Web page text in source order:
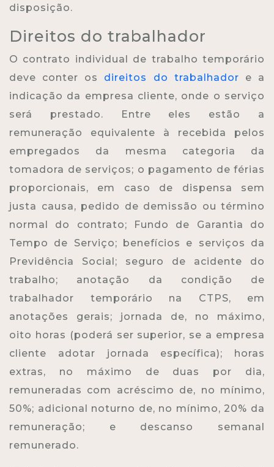
disposição.
Direitos do trabalhador
O contrato individual de trabalho temporário
deve conter os direitos do trabalhador e a
indicação da empresa cliente, onde o serviço
será prestado. Entre eles estão a
remuneração equivalente à recebida pelos
empregados da mesma categoria da
tomadora de serviços; o pagamento de férias
proporcionais, em caso de dispensa sem
justa causa, pedido de demissão ou término
normal do contrato; Fundo de Garantia do
Tempo de Serviço; benefícios e serviços da
Previdência Social; seguro de acidente do
trabalho; anotação da condição de
trabalhador temporário na CTPS, em
anotações gerais; jornada de, no máximo,
oito horas (poderá ser superior, se a empresa
cliente adotar jornada específica); horas
extras, no máximo de duas por dia,
remuneradas com acréscimo de, no mínimo,
50%; adicional noturno de, no mínimo, 20% da
remuneração; e descanso semanal
remunerado.